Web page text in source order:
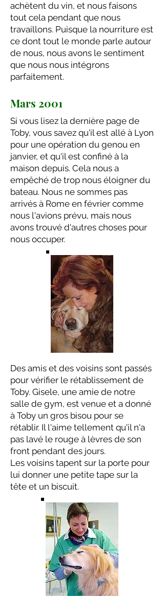
achètent du vin, et nous faisons
tout cela pendant que nous
travaillons. Puisque la nourriture est
ce dont tout le monde parle autour
de nous, nous avons le sentiment
que nous nous intégrons
parfaitement.
Mars 2001
Si vous lisez la dernière page de
Toby, vous savez qu'il est allé à Lyon
pour une opération du genou en
janvier, et qu'il est confiné à la
maison depuis. Cela nous a
empêché de trop nous éloigner du
bateau. Nous ne sommes pas
arrivés à Rome en février comme
nous l'avions prévu, mais nous
avons trouvé d'autres choses pour
nous occuper.
Des amis et des voisins sont passés
pour vérifier le rétablissement de
Toby. Gisele, une amie de notre
salle de gym, est venue et a donné
à Toby un gros bisou pour se
rétablir. Il l'aime tellement qu'il n'a
pas lavé le rouge à lèvres de son
front pendant des jours.
Les voisins tapent sur la porte pour
lui donner une petite tape sur la
tête et un biscuit.